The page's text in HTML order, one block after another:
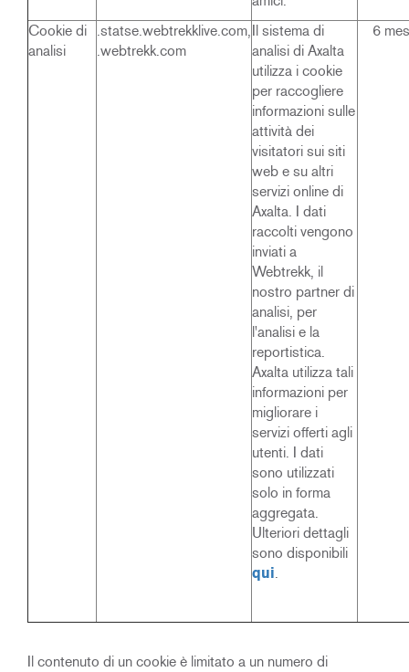
Cookie di
analisi
.statse.webtrekklive.com,
.webtrekk.com
Il sistema di
analisi di Axalta
utilizza i cookie
per raccogliere
informazioni sulle
attività dei
visitatori sui siti
web e su altri
servizi online di
Axalta. I dati
raccolti vengono
inviati a
Webtrekk, il
nostro partner di
analisi, per
l'analisi e la
reportistica.
Axalta utilizza tali
informazioni per
migliorare i
servizi offerti agli
utenti. I dati
sono utilizzati
solo in forma
aggregata.
Ulteriori dettagli
sono disponibili
qui.
6
Il contenuto di un cookie è limitato a un numero di